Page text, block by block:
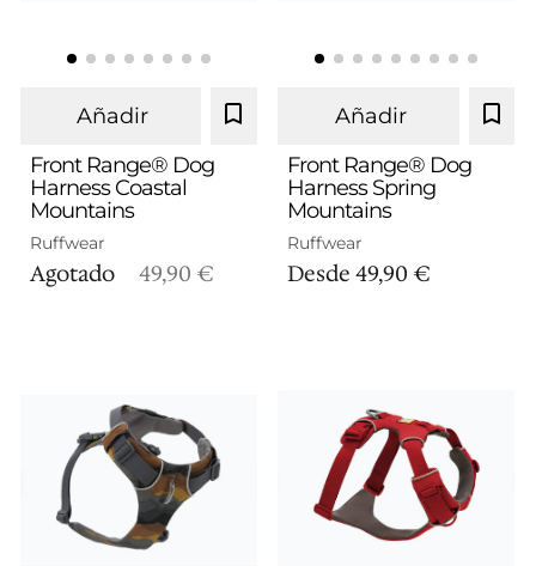
S M
Añadir
Front Range® Dog
Harness Coastal
Mountains
Ruffwear
Agotado 49,90 €
S M
Añadir
Front Range® Dog
Harness Spring
Mountains
Ruffwear
Desde49,90 €